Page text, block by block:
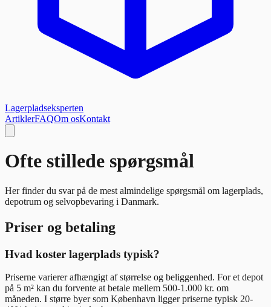
Lagerpladseksperten
ArtiklerFAQOm osKontakt
Ofte stillede spørgsmål
Her finder du svar på de mest almindelige spørgsmål om lagerplads,
depotrum og selvopbevaring i Danmark.
Priser og betaling
Hvad koster lagerplads typisk?
Priserne varierer afhængigt af størrelse og beliggenhed. For et depot
på 5 m² kan du forvente at betale mellem 500-1.000 kr. om
måneden. I større byer som København ligger priserne typisk 20-